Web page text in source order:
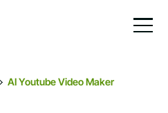
AI Youtube Video Maker